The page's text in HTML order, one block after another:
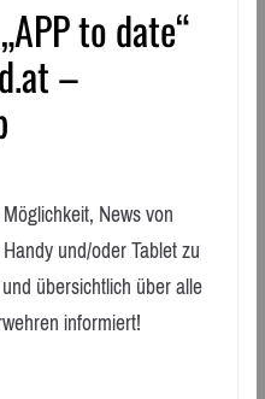
to date“
–
News von
und/oder Tablet zu
übersichtlich über alle
informiert!